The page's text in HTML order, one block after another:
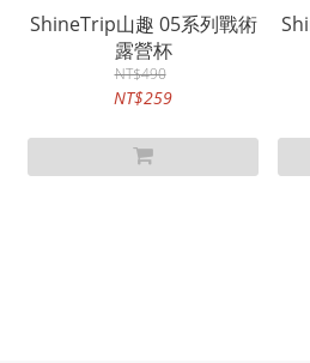
ShineTrip山趣 05系列戰術
露營杯
NT$490
NT$259